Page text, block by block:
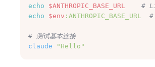
echo
$ANTHROPIC_BASE_URL
#
echo
$env :ANTHROPIC_BASE_URL #
# 测试基本连接
claude
"Hello"